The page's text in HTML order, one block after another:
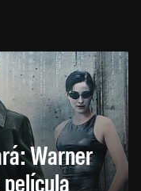
Warner